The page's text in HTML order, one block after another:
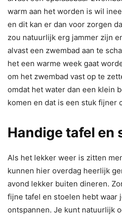
warm aan het worden is wil
en dit kan er dan voor zorgen
zou natuurlijk erg jammer zijn
alvast een zwembad aan te
het een warme week gaat
om het zwembad vast op te
omdat het water dan een klein
komen en dat is een stuk fijner
Handige tafel en
Als het lekker weer is zitten
kunnen hier overdag heerlijk
avond lekker buiten dineren.
fijne tafel en stoelen hebt waar
ontspannen. Je kunt natuurlijk